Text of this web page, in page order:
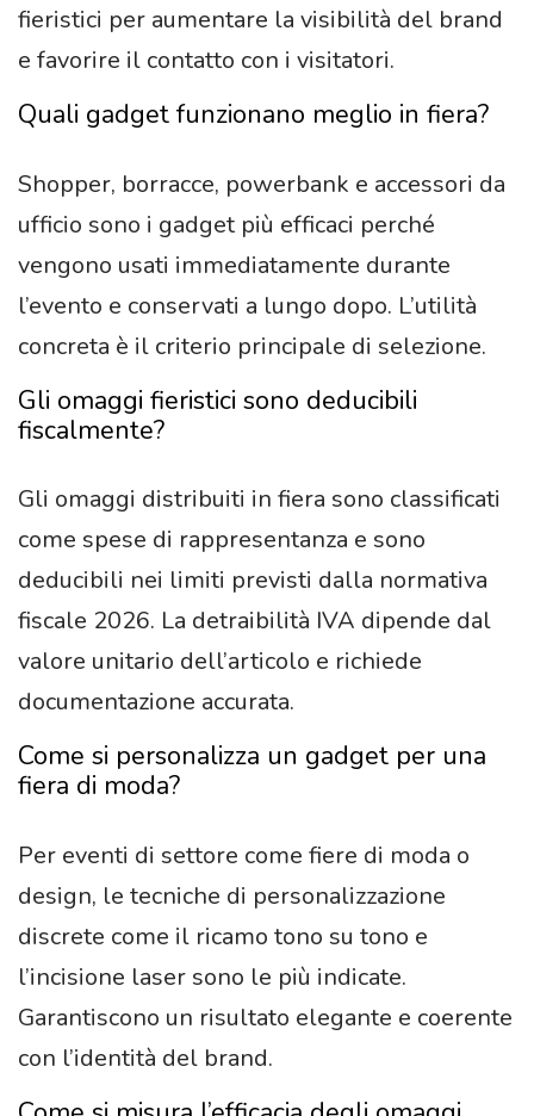
fieristici per aumentare la visibilità del brand
e favorire il contatto con i visitatori.
Quali gadget funzionano meglio in fiera?
Shopper, borracce, powerbank e accessori da
ufficio sono i gadget più efficaci perché
vengono usati immediatamente durante
l’evento e conservati a lungo dopo. L’utilità
concreta è il criterio principale di selezione.
Gli omaggi fieristici sono deducibili
fiscalmente?
Gli omaggi distribuiti in fiera sono classificati
come spese di rappresentanza e sono
deducibili nei limiti previsti dalla normativa
fiscale 2026. La detraibilità IVA dipende dal
valore unitario dell’articolo e richiede
documentazione accurata.
Come si personalizza un gadget per una
fiera di moda?
Per eventi di settore come fiere di moda o
design, le tecniche di personalizzazione
discrete come il ricamo tono su tono e
l’incisione laser sono le più indicate.
Garantiscono un risultato elegante e coerente
con l’identità del brand.